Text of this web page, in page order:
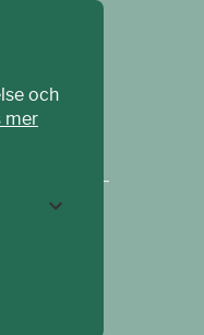
Sverige –
och
mer